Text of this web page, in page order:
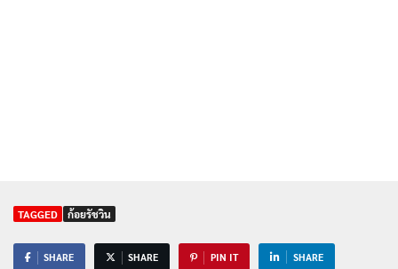
TAGGED ก้อยรัชวิน
SHARE SHARE PIN IT SHARE